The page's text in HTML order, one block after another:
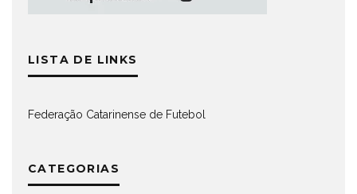
LISTA DE LINKS
Federação Catarinense de Futebol
CATEGORIAS